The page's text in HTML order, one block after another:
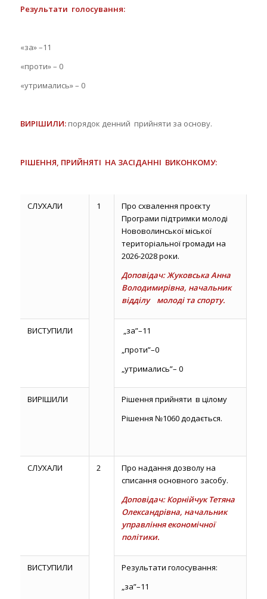
Результати голосування:
«за» –11
«проти» – 0
«утримались» – 0
ВИРІШИЛИ:порядок денний прийняти за основу.
РІШЕННЯ, ПРИЙНЯТІ НА ЗАСІДАННІ ВИКОНКОМУ:
СЛУХАЛИ 1
Про схвалення проєкту
Програми підтримки молоді
Нововолинської міської
територіальної громади на
2026-2028 роки.
Доповідач: Жуковська Анна
Володимирівна, начальник
відділу молоді та спорту.
ВИСТУПИЛИ
„за”–11
„проти”–0
„утримались”– 0
ВИРІШИЛИ
Рішення прийняти в цілому
Рішення №1060 додається.
СЛУХАЛИ 2
Про надання дозволу на
списання основного засобу.
Доповідач: Корнійчук Тетяна
Олександрівна, начальник
управління економічної
політики.
ВИСТУПИЛИ
Результати голосування:
„за”–11